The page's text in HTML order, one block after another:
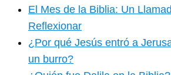
El Mes de la Biblia: Un
Reflexionar
¿Por qué Jesús entró a
un burro?